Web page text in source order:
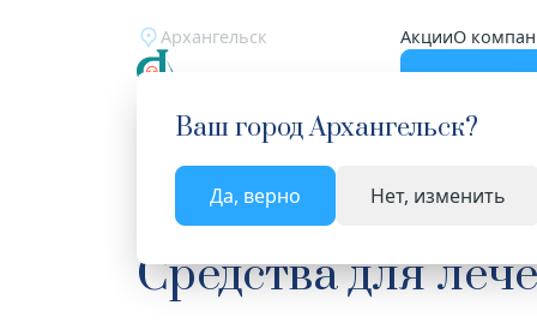
Архангельск АкцииО
Ваш городАрхангельск?
Да, верно Нет, изменить
Главная Каталог Лекарства и БАД
Средства для